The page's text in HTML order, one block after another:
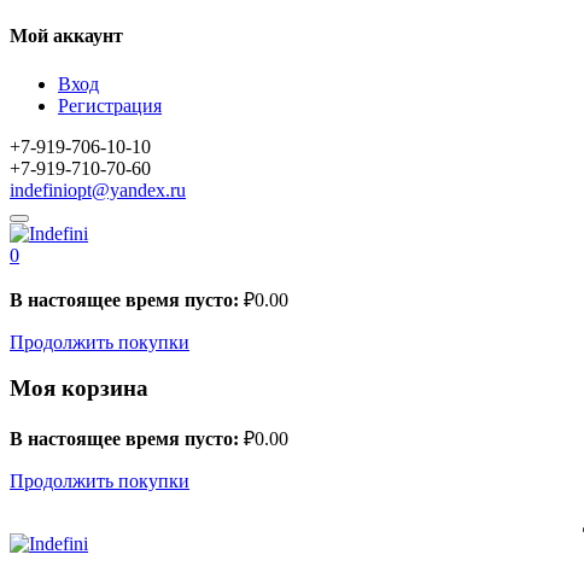
Мой аккаунт
Вход
Регистрация
+7-919-706-10-10
+7-919-710-70-60
indefiniopt@yandex.ru
0
В настоящее время пусто: ₽0.00
Продолжить покупки
Моя корзина
В настоящее время пусто: ₽0.00
Продолжить покупки